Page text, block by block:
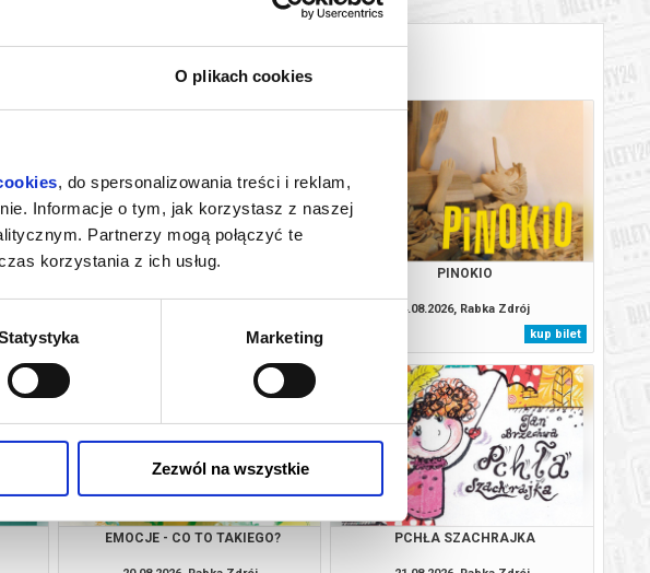
O plikach cookies
, do spersonalizowania treści i reklam,
Informacje o tym, jak korzystasz z naszej
Partnerzy mogą połączyć te
korzystania z ich usług.
Marketing
Zezwól na wszystkie
bilet
OTO RABCIO!
kup bilet
PINOKIO
14.08.2026, Rabka Zdrój
kup bilet
EMOCJE - CO TO TAKIEGO? PCHŁA SZACHRAJKA